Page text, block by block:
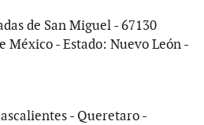
de San Miguel - 67130
México - Estado: Nuevo León -
- Queretaro -